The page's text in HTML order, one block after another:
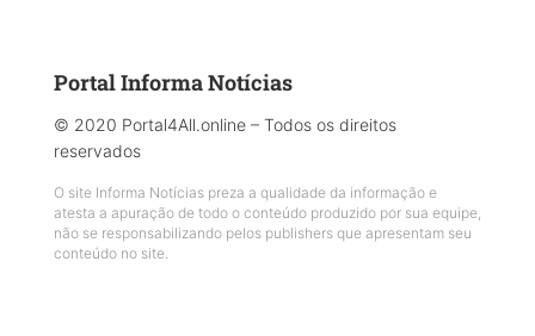
Portal Informa Notícias
© 2020 Portal4All.online – Todos os direitos
reservados
O site Informa Notícias preza a qualidade da informação e
atesta a apuração de todo o conteúdo produzido por sua equipe,
não se responsabilizando pelos publishers que apresentam seu
conteúdo no site.